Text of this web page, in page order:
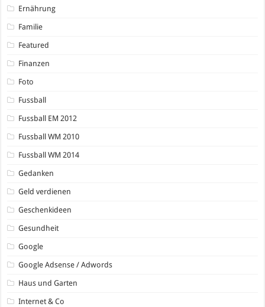
Ernährung
Familie
Featured
Finanzen
Foto
Fussball
Fussball EM 2012
Fussball WM 2010
Fussball WM 2014
Gedanken
Geld verdienen
Geschenkideen
Gesundheit
Google
Google Adsense / Adwords
Haus und Garten
Internet & Co